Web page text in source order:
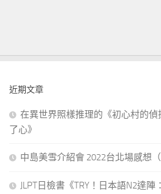
近期文章
在異世界照樣推理的《初心村的
了心》
中島美雪介紹會 2022台北場感想（
JLPT日檢書《TRY！日本語N2達